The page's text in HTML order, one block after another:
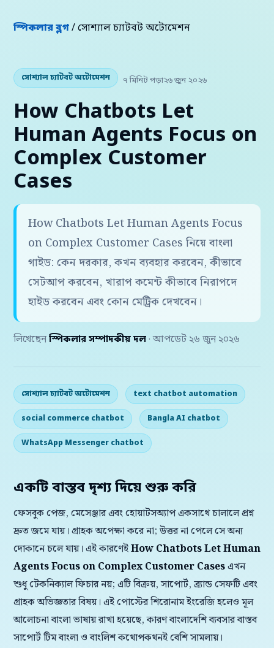
স্পিকলার ব্লগ/ সোশ্যাল চ্যাটবট অটোমেশন
সোশ্যাল চ্যাটবট অটোমেশন ৭ মিনিট পড়া২৬ জুন ২০২৬
How Chatbots Let
Human Agents Focus on
Complex Customer
Cases
How Chatbots Let Human Agents Focus
on Complex Customer Cases নিয়ে বাংলা
গাইড: কেন দরকার, কখন ব্যবহার করবেন, কীভাবে
সেটআপ করবেন, খারাপ কমেন্ট কীভাবে নিরাপদে
হাইড করবেন এবং কোন মেট্রিক দেখবেন।
লিখেছেন স্পিকলার সম্পাদকীয় দল · আপডেট ২৬ জুন ২০২৬
সোশ্যাল চ্যাটবট অটোমেশন text chatbot automation
social commerce chatbot Bangla AI chatbot
WhatsApp Messenger chatbot
একটি বাস্তব দৃশ্য দিয়ে শুরু করি
ফেসবুক পেজ, মেসেঞ্জার এবং হোয়াটসঅ্যাপ একসাথে চালালে প্রশ্ন
দ্রুত জমে যায়। গ্রাহক অপেক্ষা করে না; উত্তর না পেলে সে অন্য
দোকানে চলে যায়। এই কারণেইHow Chatbots Let Human
Agents Focus on Complex Customer Casesএখন
শুধু টেকনিক্যাল ফিচার নয়; এটি বিক্রয়, সাপোর্ট, ব্র্যান্ড সেফটি এবং
গ্রাহক অভিজ্ঞতার বিষয়। এই পোস্টের শিরোনাম ইংরেজি হলেও মূল
আলোচনা বাংলা ভাষায় রাখা হয়েছে, কারণ বাংলাদেশি ব্যবসার বাস্তব
সাপোর্ট টিম বাংলা ও বাংলিশ কথোপকথনই বেশি সামলায়।